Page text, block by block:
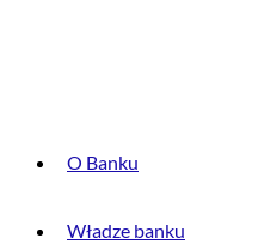
O Banku
Władze banku